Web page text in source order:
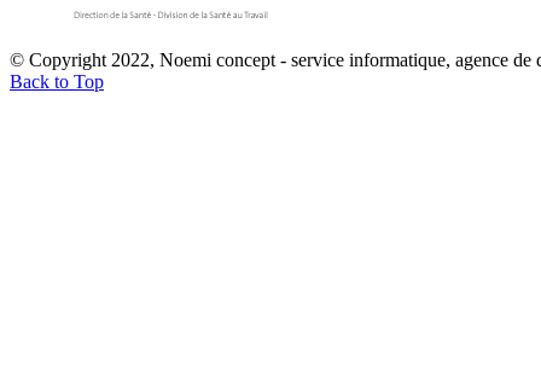
© Copyright 2022, Noemi concept - service informatique, agence
Back to Top